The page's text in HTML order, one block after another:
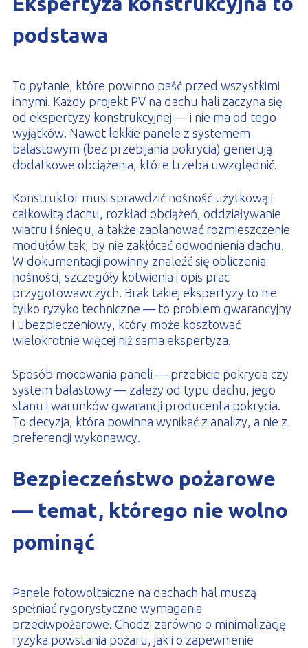
podstawa
To pytanie, które powinno paść przed wszystkimi
innymi. Każdy projekt PV na dachu hali zaczyna się
od ekspertyzy konstrukcyjnej — i nie ma od tego
wyjątków. Nawet lekkie panele z systemem
balastowym (bez przebijania pokrycia) generują
dodatkowe obciążenia, które trzeba uwzględnić.
Konstruktor musi sprawdzić nośność użytkową i
całkowitą dachu, rozkład obciążeń, oddziaływanie
wiatru i śniegu, a także zaplanować rozmieszczenie
modułów tak, by nie zakłócać odwodnienia dachu.
W dokumentacji powinny znaleźć się obliczenia
nośności, szczegóły kotwienia i opis prac
przygotowawczych. Brak takiej ekspertyzy to nie
tylko ryzyko techniczne — to problem gwarancyjny
i ubezpieczeniowy, który może kosztować
wielokrotnie więcej niż sama ekspertyza.
Sposób mocowania paneli — przebicie pokrycia czy
system balastowy — zależy od typu dachu, jego
stanu i warunków gwarancji producenta pokrycia.
To decyzja, która powinna wynikać z analizy, a nie z
preferencji wykonawcy.
Bezpieczeństwo pożarowe
— temat, którego nie wolno
pominąć
Panele fotowoltaiczne na dachach hal muszą
spełniać rygorystyczne wymagania
przeciwpożarowe. Chodzi zarówno o minimalizację
ryzyka powstania pożaru, jak i o zapewnienie